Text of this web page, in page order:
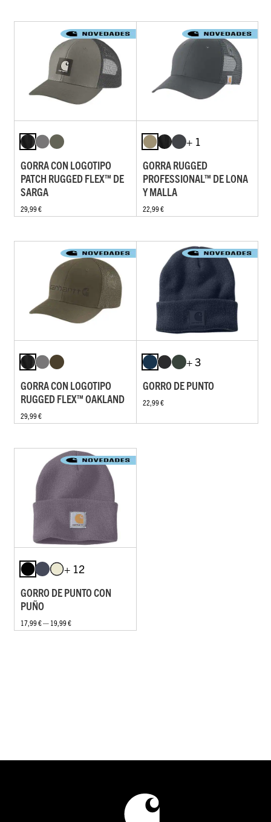
GORRA CON LOGOTIPO
PATCH RUGGED FLEX™ DE
SARGA
29,99 €
+ 1
GORRA RUGGED
PROFESSIONAL™ DE LONA
Y MALLA
22,99 €
GORRA CON LOGOTIPO
RUGGED FLEX™ OAKLAND
29,99 €
+ 3
GORRO DE PUNTO
22,99 €
+ 12
GORRO DE PUNTO CON
PUÑO
17,99 € — 19,99 €